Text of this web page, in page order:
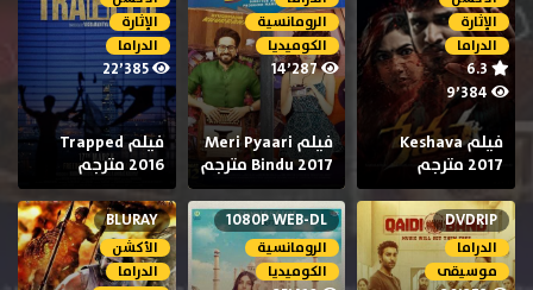
الإثارة
الدراما
فيلم Keshava
2017 مترجم
الرومانسية
الكوميديا
14٬287
فيلم Meri Pyaari
Bindu 2017 مترجم
الإثارة
الدراما
22٬385
فيلم Trapped
2016 مترجم
DVDRIP
الدراما
موسيقى
1080P WEB-DL
الرومانسية
الكوميديا
BLURAY
الأكشن
الدراما